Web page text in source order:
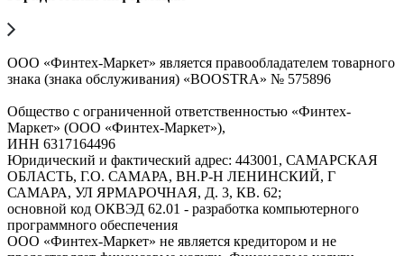
ООО «Финтех-Маркет» является правообладателем товарного
знака (знака обслуживания) «BOOSTRA» № 575896
Общество с ограниченной ответственностью «Финтех-
Маркет» (ООО «Финтех-Маркет»),
ИНН 6317164496
Юридический и фактический адрес: 443001, САМАРСКАЯ
ОБЛАСТЬ, Г.О. САМАРА, ВН.Р-Н ЛЕНИНСКИЙ, Г
САМАРА, УЛ ЯРМАРОЧНАЯ, Д. 3, КВ. 62;
основной код ОКВЭД 62.01 - разработка компьютерного
программного обеспечения
ООО «Финтех-Маркет» не является кредитором и не